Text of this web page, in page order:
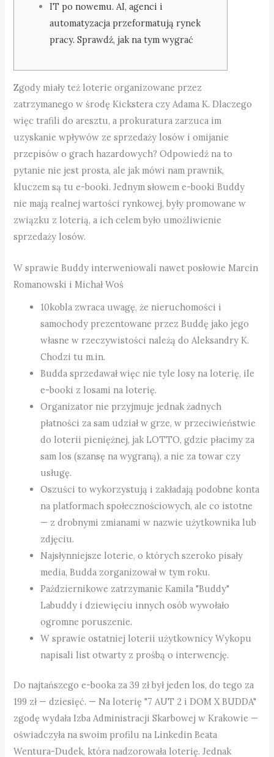
IT po nowemu. AI, agenci i
automatyzacja przeformatują rynek
pracy. Sprawdź, jak na tym wygrać
Zgody miały też loterie organizowane przez
zatrzymanego w środę Kickstera czy Adama K. Dlaczego
więc trafili do aresztu, a prokuratura zarzuca im
uzyskanie wpływów ze sprzedaży losów i omijanie
przepisów o grach hazardowych? Odpowiedź na to
pytanie nie jest prosta, ale jak mówi nam prawnik,
kluczem są tu e-booki. Jednym słowem e-booki Buddy
nie mają realnej wartości rynkowej, były promowane w
związku z loterią, a ich celem było umożliwienie
sprzedaży losów.
W sprawie Buddy interweniowali nawet posłowie Marcin
Romanowski i Michał Woś
10kobla zwraca uwagę, że nieruchomości i
samochody prezentowane przez Buddę jako jego
własne w rzeczywistości należą do Aleksandry K.
Chodzi tu m.in.
Budda sprzedawał więc nie tyle losy na loterię, ile
e-booki z losami na loterię.
Organizator nie przyjmuje jednak żadnych
płatności za sam udział w grze, w przeciwieństwie
do loterii pieniężnej, jak LOTTO, gdzie płacimy za
sam los (szansę na wygraną), a nie za towar czy
usługę.
Oszuści to wykorzystują i zakładają podobne konta
na platformach społecznościowych, ale co istotne
— z drobnymi zmianami w nazwie użytkownika lub
zdjęciu.
Najsłynniejsze loterie, o których szeroko pisały
media, Budda zorganizował w tym roku.
Październikowe zatrzymanie Kamila "Buddy"
Labuddy i dziewięciu innych osób wywołało
ogromne poruszenie.
W sprawie ostatniej loterii użytkownicy Wykopu
napisali list otwarty z prośbą o interwencję.
Do najtańszego e-booka za 39 zł był jeden los, do tego za
199 zł — dziesięć. — Na loterię "7 AUT 2 i DOM X BUDDA"
zgodę wydała Izba Administracji Skarbowej w Krakowie —
oświadczyła na swoim profilu na Linkedin Beata
Wentura-Dudek, która nadzorowała loterię. Jednak